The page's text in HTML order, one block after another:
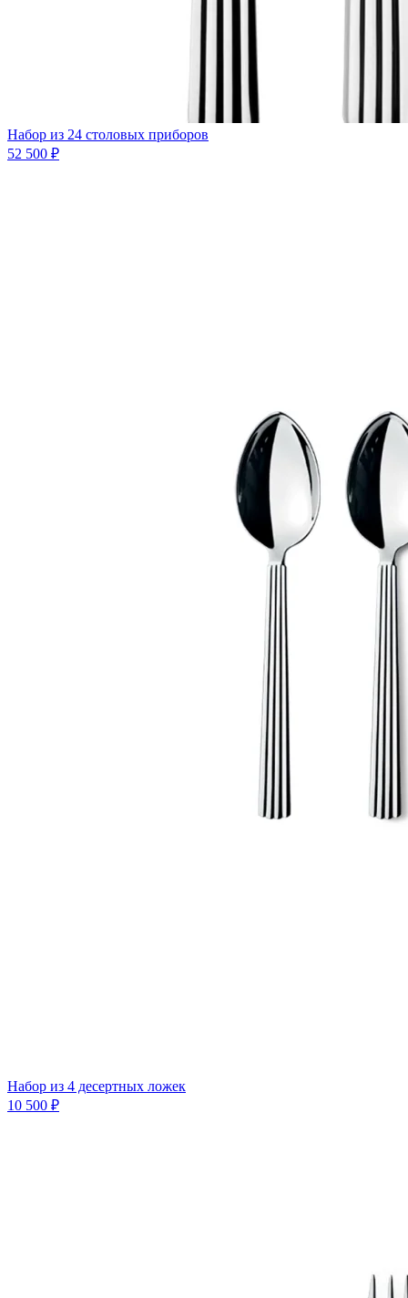
Набор из 24 столовых приборов
52 500 ₽
Набор из 4 десертных ложек
10 500 ₽